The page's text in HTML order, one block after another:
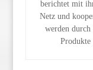
berichtet mit
Netz und
werden
Produkte